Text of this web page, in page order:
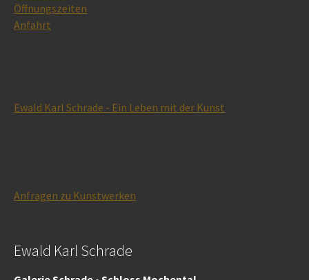
Öffnungszeiten
Anfahrt
Ewald Karl Schrade - Ein Leben mit der Kunst
Anfragen zu Kunstwerken
Ewald Karl Schrade